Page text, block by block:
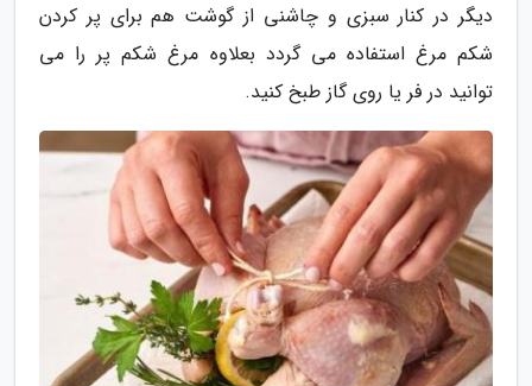
دیگر در کنار سبزی و چاشنی از گوشت هم برای پر کردن
شکم مرغ استفاده می گردد بعلاوه مرغ شکم پر را می
توانید در فر یا روی گاز طبخ کنید.